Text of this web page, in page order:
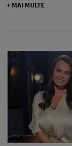
+ MAI MULTE